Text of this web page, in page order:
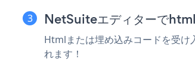
NetSuiteエディターで
Htmlまたは埋め込みコードを受
れます！